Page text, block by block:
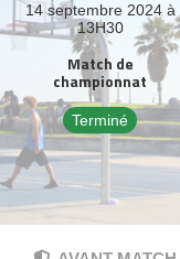
14 septembre 2024 à
13H30
Match de
championnat
Terminé